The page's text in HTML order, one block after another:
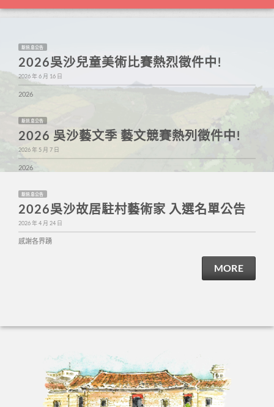
新訊息公告
2026吳沙兒童美術比賽熱烈徵件中!
2026 年 6 月 16 日
2026
新訊息公告
2026 吳沙藝文季 藝文競賽熱列徵件中!
2026 年 5 月 7 日
2026
新訊息公告
2026吳沙故居駐村藝術家 入選名單公告
2026 年 4 月 24 日
感謝各界踴
MORE